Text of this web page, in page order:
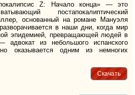
Z: Начало конца» — это
постапокалиптический
основанный на романе Мануэля
в наши дни, когда мир
эпидемией, превращающей людей в
из небольшого испанского
оказывается одним из немногих
Скачать